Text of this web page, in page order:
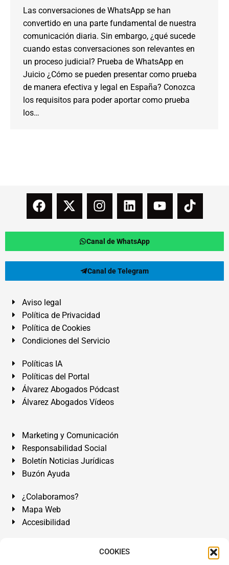
COOKIES
Las conversaciones de WhatsApp se han
convertido en una parte fundamental de nuestra
comunicación diaria. Sin embargo, ¿qué sucede
cuando estas conversaciones son relevantes en
un proceso judicial? Prueba de WhatsApp en
Juicio ¿Cómo se pueden presentar como prueba
de manera efectiva y legal en España? Conozca
los requisitos para poder aportar como prueba
los…
Canal de WhatsApp
Canal de Telegram
Aviso legal
Política de Privacidad
Política de Cookies
Condiciones del Servicio
Políticas IA
Políticas del Portal
Álvarez Abogados Pódcast
Álvarez Abogados Vídeos
Marketing y Comunicación
Responsabilidad Social
Boletín Noticias Jurídicas
Buzón Ayuda
¿Colaboramos?
Mapa Web
Accesibilidad
Álvarez Abogados Tenerife:Calle Teobaldo Power Nº 7,